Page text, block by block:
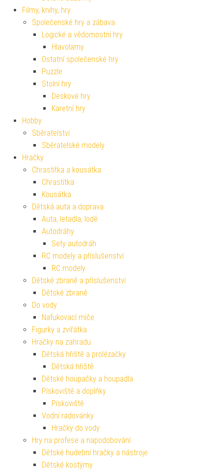
Filmy, knihy, hry
Společenské hry a zábava
Logické a vědomostní hry
Hlavolamy
Ostatní společenské hry
Puzzle
Stolní hry
Deskové hry
Karetní hry
Hobby
Sběratelství
Sběratelské modely
Hračky
Chrastítka a kousátka
Chrastítka
Kousátka
Dětská auta a doprava
Auta, letadla, lodě
Autodráhy
Sety autodráh
RC modely a příslušenství
RC modely
Dětské zbraně a příslušenství
Dětské zbraně
Do vody
Nafukovací míče
Figurky a zvířátka
Hračky na zahradu
Dětská hřiště a prolézačky
Dětská hřiště
Dětské houpačky a houpadla
Pískoviště a doplňky
Pískoviště
Vodní radovánky
Hračky do vody
Hry na profese a napodobování
Dětské hudební hračky a nástroje
Dětské kostýmy